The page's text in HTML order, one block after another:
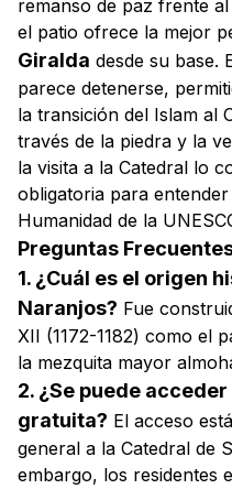
remanso de paz frente
el patio ofrece la mejor
Giralda desde su base.
parece detenerse,
la transición del Islam al
través de la piedra y la
la visita a la Catedral lo
obligatoria para
Humanidad de la
Preguntas Frecuentes
1. ¿Cuál es el origen
Naranjos? Fue
XII (1172-1182) como el
la mezquita mayor
2. ¿Se puede
gratuita? El acceso
general a la Catedral de
embargo, los residentes